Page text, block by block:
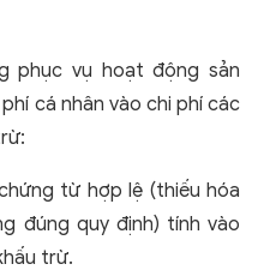
phục vụ hoạt động sản
cá nhân vào chi phí các
từ hợp lệ (thiếu hóa
đúng quy định) tính vào
trừ.